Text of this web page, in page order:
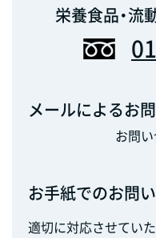
栄養食品・流
メールによるお
お問
お手紙でのお問
適切に対応させてい